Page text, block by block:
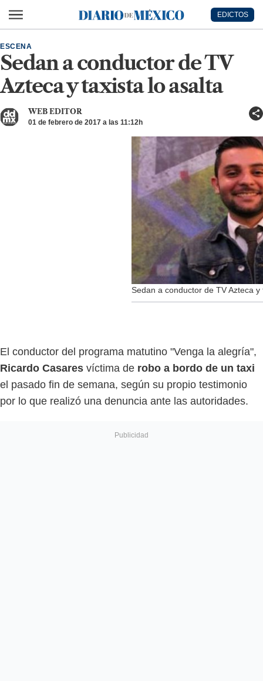
Diario de México
EDICTOS
Sedan a conductor de TV
Azteca y taxista lo asalta
ESCENA
WEB EDITOR
01 de febrero de 2017 a las 11:12h
Sedan a conductor de TV Azteca
El conductor del programa matutino "Venga la alegría",
Ricardo Casares víctima de robo a bordo de un taxi
el pasado fin de semana, según su propio testimonio
por lo que realizó una denuncia ante las autoridades.